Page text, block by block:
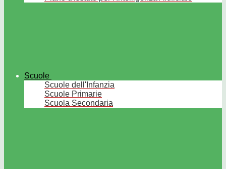
Scuole
Scuole dell'Infanzia
Scuole Primarie
Scuola Secondaria